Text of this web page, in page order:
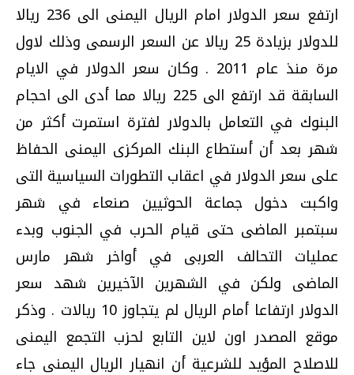
ارتفع سعر الدولار امام الريال اليمنى الى 236 ريالا
للدولار بزيادة 25 ريالا عن السعر الرسمى وذلك لاول
مرة منذ عام 2011 . وكان سعر الدولار في الايام
السابقة قد ارتفع الى 225 ريالا مما أدى الى احجام
البنوك في التعامل بالدولار لفترة استمرت أكثر من
شهر بعد أن أستطاع البنك المركزى اليمنى الحفاظ
على سعر الدولار في اعقاب التطورات السياسية التى
واكبت دخول جماعة الحوثيين صنعاء في شهر
سبتمبر الماضى حتى قيام الحرب في الجنوب وبدء
عمليات التحالف العربى في أواخر شهر مارس
الماضى ولكن في الشهرين الآخيرين شهد سعر
الدولار ارتفاعا أمام الريال لم يتجاوز 10 ريالات . وذكر
موقع المصدر اون لاين التابع لحزب التجمع اليمنى
للاصلاح المؤيد للشرعية أن انهيار الريال اليمنى جاء